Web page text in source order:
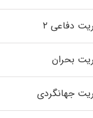
دفاعی ۲
بحران
جهانگردی